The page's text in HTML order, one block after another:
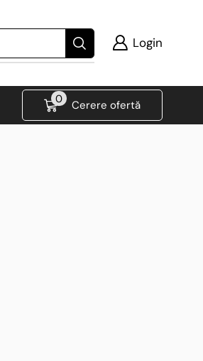
Login
0 Cerere ofertă